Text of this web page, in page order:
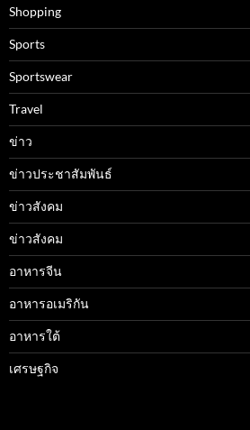
Shopping
Sports
Sportswear
Travel
ข่าว
ข่าวประชาสัมพันธ์
ข่าวสังคม
ข่าวสังคม
อาหารจีน
อาหารอเมริกัน
อาหารใต้
เศรษฐกิจ